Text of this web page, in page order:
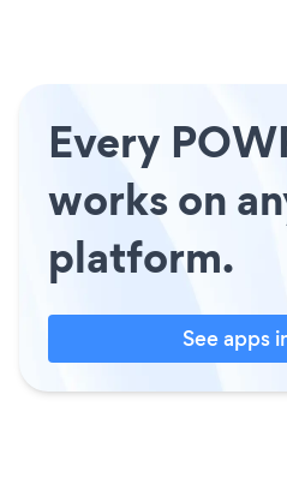
Every
works on
platform.
See apps